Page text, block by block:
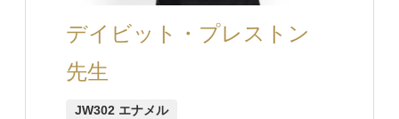
デイビット・プレストン
先生
JW302 エナメル